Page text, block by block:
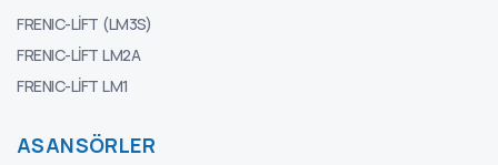
FRENIC-LIFT (LM3S)
FRENIC-LIFT LM2A
FRENIC-LIFT LM1
ASANSÖRLER